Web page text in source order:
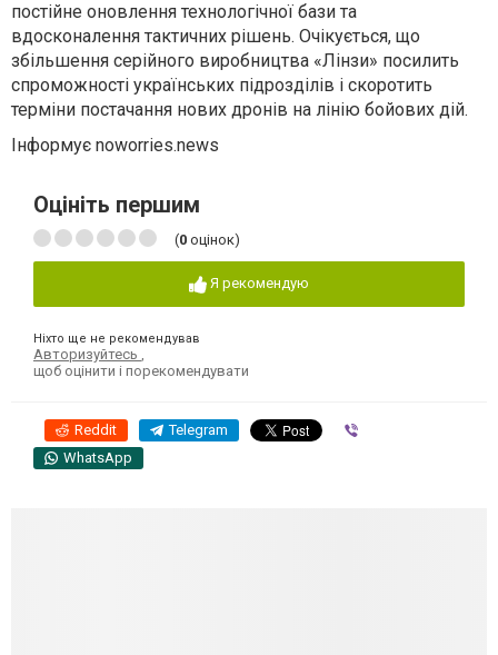
постійне оновлення технологічної бази та
вдосконалення тактичних рішень. Очікується, що
збільшення серійного виробництва «Лінзи» посилить
спроможності українських підрозділів і скоротить
терміни постачання нових дронів на лінію бойових дій.
Інформує noworries.news
Оцініть першим
(0 оцінок)
Я рекомендую
Ніхто ще не рекомендував
Авторизуйтесь
щоб оцінити і порекомендувати
Reddit Telegram
WhatsApp